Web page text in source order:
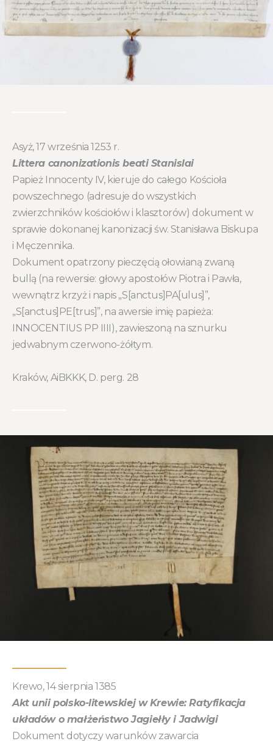
Asyż, 17 września 1253 r.
Littera canonizationis beati Stanislai
Papież Innocenty IV, kieruje do całego Kościoła
powszechnego (adresuje do wszystkich
zwierzchników kościołów i klasztorów) dokument w
sprawie dokonanej kanonizacji św. Stanisława Biskupa
i Męczennika.
Dokument opatrzony pieczęcią ołowianą zwaną
bullą (na rewersie: głowy apostołów Piotra i Pawła,
wewnątrz krzyż i napis „S[anctus]PA[ulus]”,
„S[anctus]PE[trus]”, na awersie imię papieża:
INNOCENTIUS PP IIII), zawieszoną na sznurku
jedwabnym czerwono-żółtym.
Kraków, AiBKKK, D. perg. 28
Krewo, 14 sierpnia 1385
Akt unii polsko-litewskiej w Krewie: Ratyfikacja
układów o małżeństwo Jagiełły i Jadwigi
Dokument dotyczy warunków zawarcia